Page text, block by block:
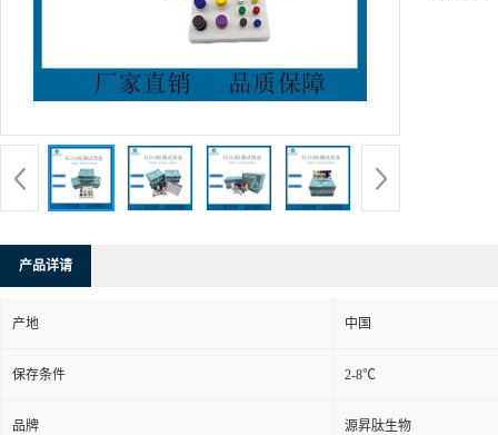
产品详请
产地 中国
保存条件 2-8℃
品牌 源昇肽生物